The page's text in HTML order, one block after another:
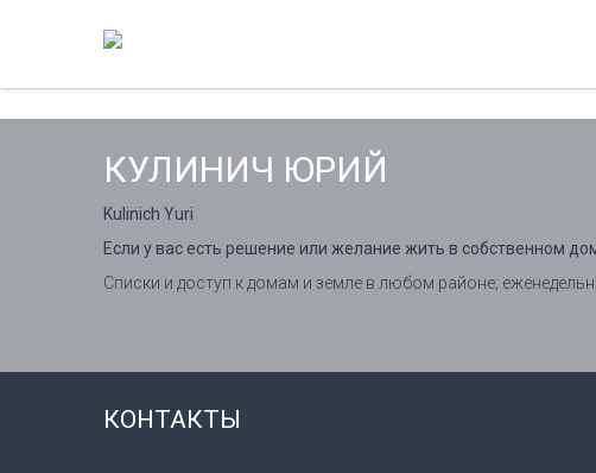
КУЛИНИЧ ЮРИЙ
Kulinich Yuri
Если у вас есть решение или желание жить в собственном
Списки и доступ к домам и земле в любом районе;
КОНТАКТЫ